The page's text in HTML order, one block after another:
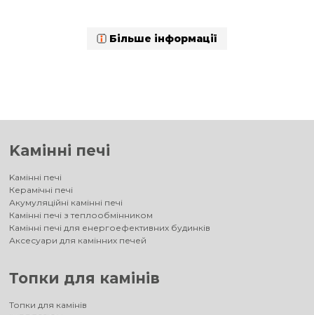
Більше інформації
Kамінні печі
Kамінні печі
Керамічні печі
Акумуляційні камінні печі
Камінні печі з теплообмінником
Камінні печі для енергоефективних будинків
Аксесуари для камінних печей
Топки для камінів
Топки для камінів